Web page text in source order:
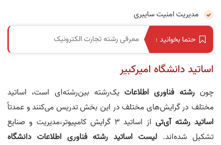
مدیریت امنیت سایبری
حتما بخوانید : معرفی رشته تجارت الکترونیک
اساتید دانشگاه امیرکبیر
چونرشته فناوری اطلاعاتیک‌رشته بین‌رشته‌ای است، اساتید
مختلف در گرایش‌های مختلف در این بخش تدریس می‌کنند و عمدتاً
اساتید رشتهآی‌تی
از اساتید 3 گرایش کامپیوتر،مدیریت و صنایع
تشکیل شده‌اند. لیست اساتید رشته فناوری اطلاعات دانشگاه